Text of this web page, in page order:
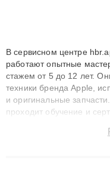
В сервисном центре
работают опытные
стажем от 5 до 12 лет.
техники бренда Apple,
и оригинальные
проходит обучение и
сохранением гарантии